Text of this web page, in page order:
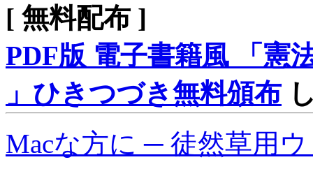
[ 無料配布 ]
PDF版 電子書籍風 「憲
」ひきつづき無料頒布
Macな方に ─ 徒然草用